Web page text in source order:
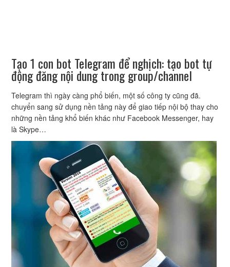
Tạo 1 con bot Telegram để nghịch: tạo bot tự
động đăng nội dung trong group/channel
Telegram thì ngày càng phổ biến, một số công ty cũng đã.
chuyển sang sử dụng nền tảng này để giao tiếp nội bộ thay cho
những nền tảng khổ biến khác như Facebook Messenger, hay
là Skype…